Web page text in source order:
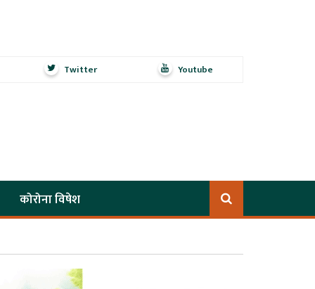
Twitter Youtube
कोरोना विषेश